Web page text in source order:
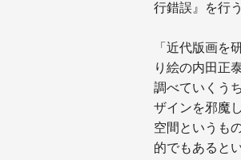
行錯誤』を行
「近代版画を
り絵の内田正
調べていくう
ザインを邪魔
空間というも
的でもあると